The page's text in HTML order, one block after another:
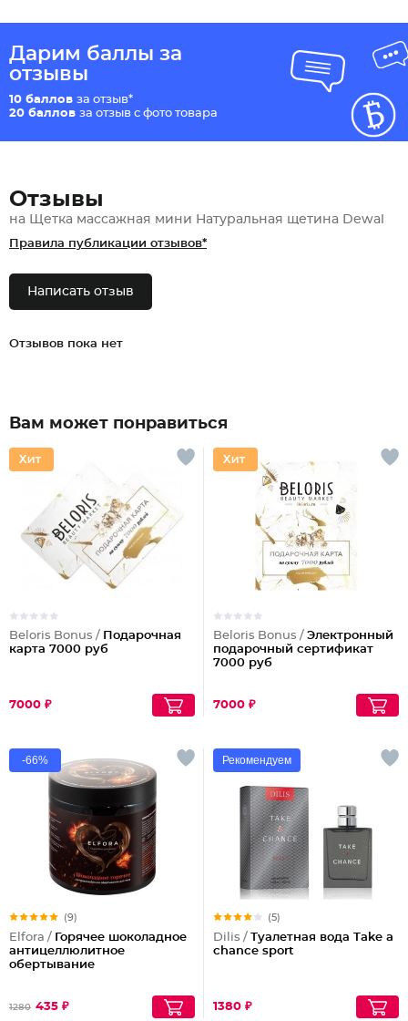
Дарим баллы за
отзывы
10 баллов за отзыв*
20 баллов за отзыв с фото товара
Отзывы
на Щетка массажная мини Натуральная щетина Dewal
Правила публикации отзывов*
Написать отзыв
Отзывов пока нет
Вам может понравиться
Beloris Bonus / Подарочная
карта 7000 руб
7000 ₽
Beloris Bonus / Электронный
подарочный сертификат
7000 руб
7000 ₽
-66%
(9)
Elfora / Горячее шоколадное
антицеллюлитное
обертывание
1280 435 ₽
Рекомендуем
(5)
Dilis / Туалетная вода Take a
chance sport
1380 ₽